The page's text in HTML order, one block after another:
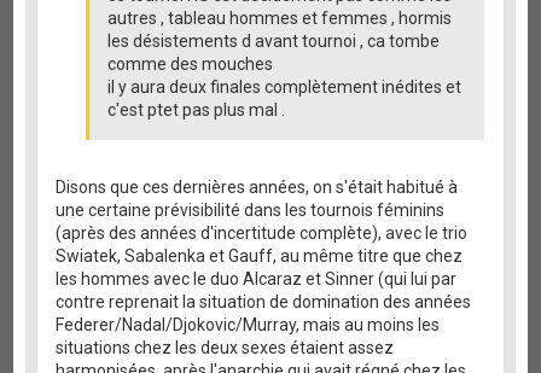
autres , tableau hommes et femmes , hormis
les désistements d avant tournoi , ca tombe
comme des mouches
il y aura deux finales complètement inédites et
c'est ptet pas plus mal .
Disons que ces dernières années, on s'était habitué à
une certaine prévisibilité dans les tournois féminins
(après des années d'incertitude complète), avec le trio
Swiatek, Sabalenka et Gauff, au même titre que chez
les hommes avec le duo Alcaraz et Sinner (qui lui par
contre reprenait la situation de domination des années
Federer/Nadal/Djokovic/Murray, mais au moins les
situations chez les deux sexes étaient assez